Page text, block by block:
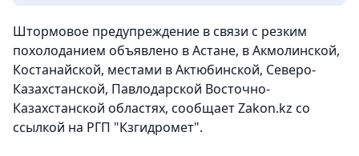
Штормовое предупреждение в связи с резким
похолоданием объявлено в Астане, в Акмолинской,
Костанайской, местами в Актюбинской, Северо-
Казахстанской, Павлодарской Восточно-
Казахстанской областях, сообщает Zakon.kz со
ссылкой на РГП "Кзгидромет".